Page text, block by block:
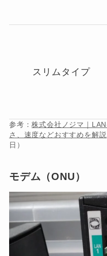
スリムタイプ
参考：株式会社ノジマ｜
さ、速度などおすすめを解説
日）
モデム（ONU）